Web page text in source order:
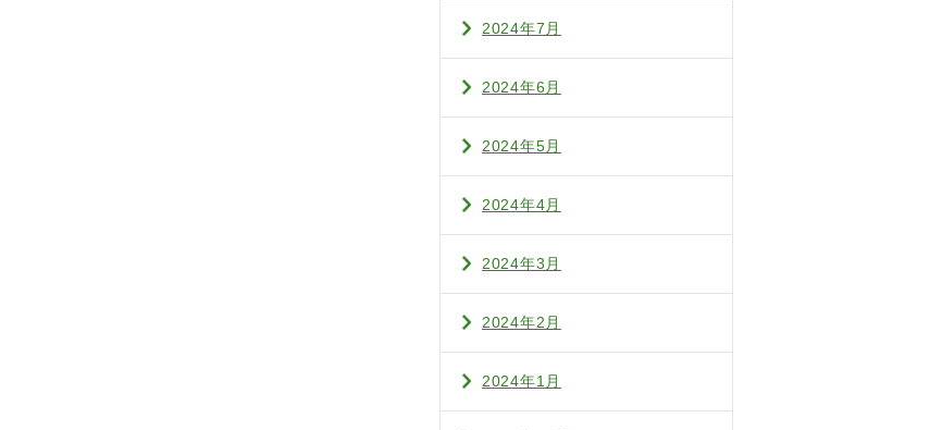
2024年7月
2024年6月
2024年5月
2024年4月
2024年3月
2024年2月
2024年1月